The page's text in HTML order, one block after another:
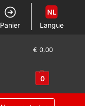
Panier Langue
NL
€ 0,00
0